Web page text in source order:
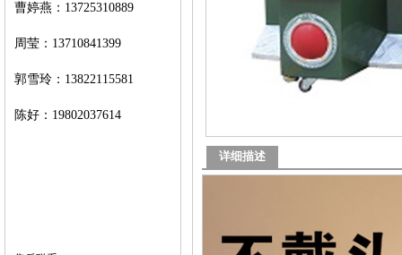
曹婷燕 ： 13725310889
周莹： 13710841399
郭雪玲： 13822115581
陈好： 19802037614
详细描述